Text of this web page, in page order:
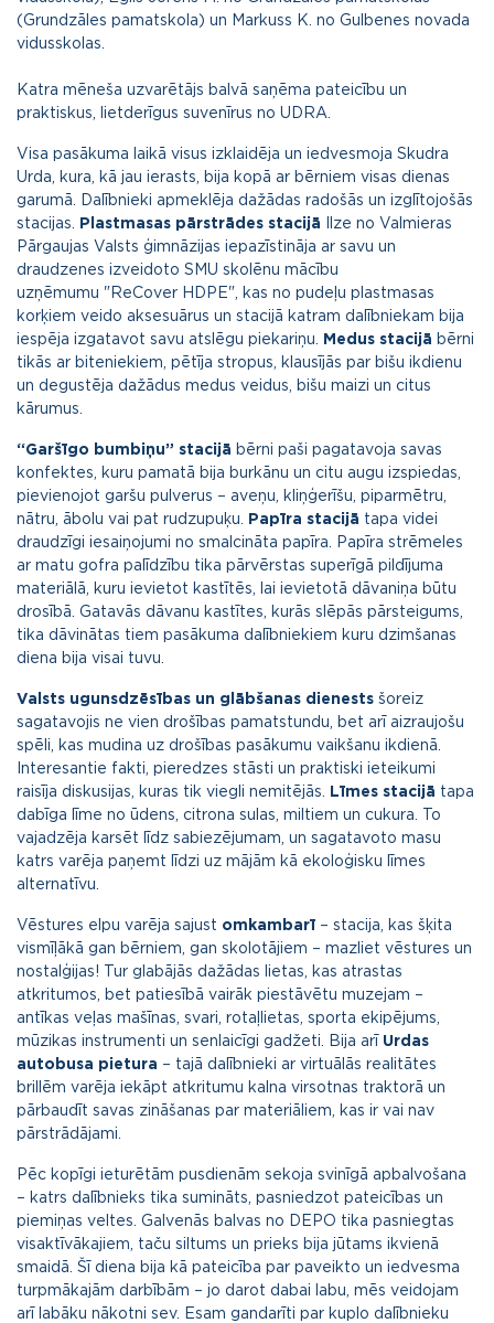
(Grundzāles pamatskola) un Markuss K. no Gulbenes novada
vidusskolas.
Katra mēneša uzvarētājs balvā saņēma pateicību un
praktiskus, lietderīgus suvenīrus no UDRA.
Visa pasākuma laikā visus izklaidēja un iedvesmoja Skudra
Urda, kura, kā jau ierasts, bija kopā ar bērniem visas dienas
garumā. Dalībnieki apmeklēja dažādas radošās un izglītojošās
stacijas.
Plastmasas pārstrādes stacijā Ilze no Valmieras
Pārgaujas Valsts ģimnāzijas iepazīstināja ar savu un
draudzenes izveidoto SMU skolēnu mācību
uzņēmumu "ReCover HDPE", kas no pudeļu plastmasas
korķiem veido aksesuārus un stacijā katram dalībniekam bija
iespēja izgatavot savu atslēgu piekariņu.
Medus stacijā bērni
tikās ar biteniekiem, pētīja stropus, klausījās par bišu ikdienu
un degustēja dažādus medus veidus, bišu maizi un citus
kārumus.
“Garšīgo bumbiņu” stacijā bērni paši pagatavoja savas
konfektes, kuru pamatā bija burkānu un citu augu izspiedas,
pievienojot garšu pulverus – aveņu, kliņģerīšu, piparmētru,
nātru, ābolu vai pat rudzupuķu.
Papīra stacijā tapa videi
draudzīgi iesaiņojumi no smalcināta papīra. Papīra strēmeles
ar matu gofra palīdzību tika pārvērstas superīgā pildījuma
materiālā, kuru ievietot kastītēs, lai ievietotā dāvaniņa būtu
drosībā. Gatavās dāvanu kastītes, kurās slēpās pārsteigums,
tika dāvinātas tiem pasākuma dalībniekiem kuru dzimšanas
diena bija visai tuvu.
Valsts ugunsdzēsības un glābšanas dienests šoreiz
sagatavojis ne vien drošības pamatstundu, bet arī aizraujošu
spēli, kas mudina uz drošības pasākumu vaikšanu ikdienā.
Interesantie fakti, pieredzes stāsti un praktiski ieteikumi
raisīja diskusijas, kuras tik viegli nemitējās.
Līmes stacijā tapa
dabīga līme no ūdens, citrona sulas, miltiem un cukura. To
vajadzēja karsēt līdz sabiezējumam, un sagatavoto masu
katrs varēja paņemt līdzi uz mājām kā ekoloģisku līmes
alternatīvu.
Vēstures elpu varēja sajust omkambarī – stacija, kas šķita
vismīļākā gan bērniem, gan skolotājiem – mazliet vēstures un
nostalģijas! Tur glabājās dažādas lietas, kas atrastas
atkritumos, bet patiesībā vairāk piestāvētu muzejam –
antīkas veļas mašīnas, svari, rotaļlietas, sporta ekipējums,
mūzikas instrumenti un senlaicīgi gadžeti. Bija arī Urdas
autobusa pietura – tajā dalībnieki ar virtuālās realitātes
brillēm varēja iekāpt atkritumu kalna virsotnas traktorā un
pārbaudīt savas zināšanas par materiāliem, kas ir vai nav
pārstrādājami.
Pēc kopīgi ieturētām pusdienām sekoja svinīgā apbalvošana
– katrs dalībnieks tika sumināts, pasniedzot pateicības un
piemiņas veltes. Galvenās balvas no DEPO tika pasniegtas
visaktīvākajiem, taču siltums un prieks bija jūtams ikvienā
smaidā. Šī diena bija kā pateicība par paveikto un iedvesma
turpmākajām darbībām – jo darot dabai labu, mēs veidojam
arī labāku nākotni sev. Esam gandarīti par kuplo dalībnieku